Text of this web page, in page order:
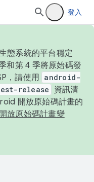
登入
態系統的平台穩定
和第 4 季將原始碼發
，請使用 android-
release
資訊清
開放原始碼計畫的
放原始碼計畫變